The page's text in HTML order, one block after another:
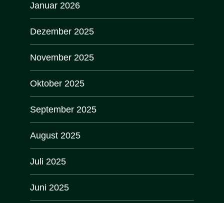
Januar 2026
Dezember 2025
November 2025
Oktober 2025
September 2025
August 2025
Juli 2025
Juni 2025